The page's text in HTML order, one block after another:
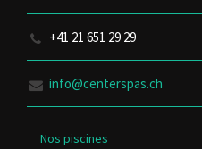
+41 21 651 29 29
info@centerspas.ch
Nos piscines